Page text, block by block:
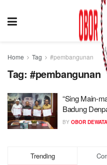
Home Tag #pembangunan
Tag: #pembangunan
“Sing Main-
Badung
BY OBOR DEWATA
Trending